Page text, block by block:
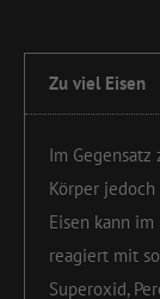
Zu viel Eisen
Im
Körper jedoch
Eisen kann
reagiert mit
Superoxid,